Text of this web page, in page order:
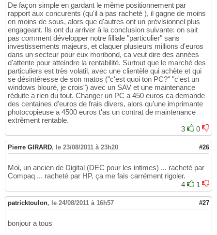
De façon simple en gardant le même positionnement par
rapport aux concurents (qu'il a pas racheté ), il gagne de moins
en moins de sous, alors que d'autres ont un prévisionnel plus
engageant. Ils ont du arriver à la conclusion suivante: on sait
pas comment développer notre filliale "particulier" sans
investissements majeurs, et claquer plusieurs millions d'euros
dans un secteur pour eux moribond, ca veut dire des années
d'attente pour atteindre la rentabilité. Surtout que le marché des
particuliers est très volatil, avec une clientèle qui achète et qui
se désintéresse de son matos ("c'est quoi ton PC?" "c'est un
windows blouré, je crois") avec un SAV et une maintenance
réduite a rien du tout. Changer un PC a 450 euros ca demande
des centaines d'euros de frais divers, alors qu'une imprimante
photocopieuse a 4500 euros t'as un contrat de maintenance
extrêment rentable.
3
0
Pierre GIRARD, le 23/08/2011 à 23h20 #26
Moi, un ancien de Digital (DEC pour les intimes) ... racheté par
Compaq ... racheté par HP, ça me fais carrément rigoler.
4
1
patricktoulon, le 24/08/2011 à 16h57 #27
bonjour a tous